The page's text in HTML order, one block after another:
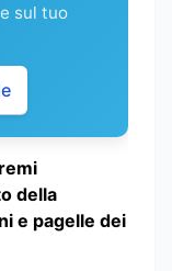
sul tuo
della
e pagelle dei